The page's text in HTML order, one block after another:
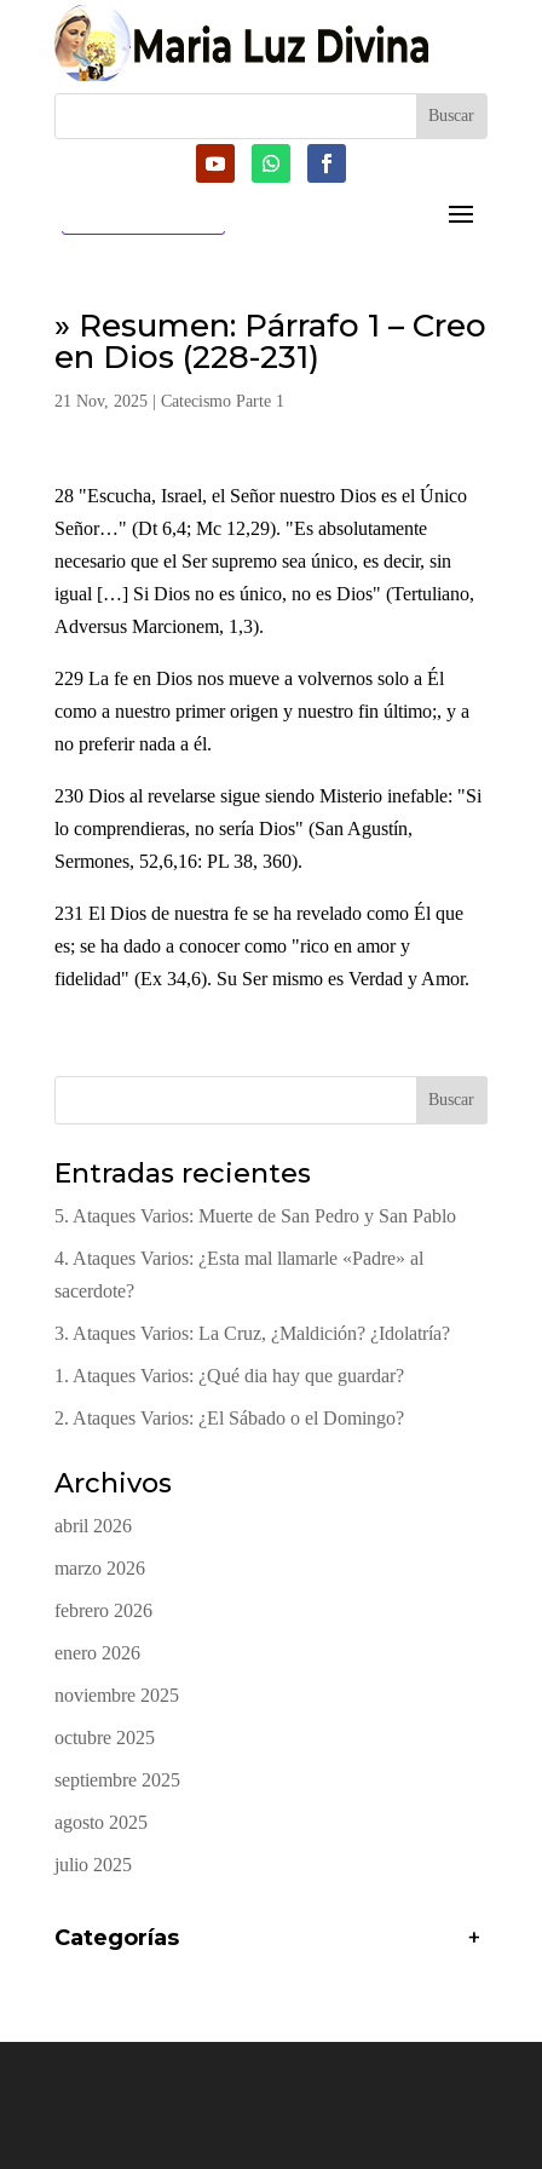
» Resumen: Párrafo 1 – Creo
en Dios (228-231)
21 Nov, 2025| Catecismo Parte 1
28 "Escucha, Israel, el Señor nuestro Dios es el Único
Señor…" (Dt 6,4; Mc 12,29). "Es absolutamente
necesario que el Ser supremo sea único, es decir, sin
igual […] Si Dios no es único, no es Dios" (Tertuliano,
Adversus Marcionem, 1,3).
229 La fe en Dios nos mueve a volvernos solo a Él
como a nuestro primer origen y nuestro fin último;, y a
no preferir nada a él.
230 Dios al revelarse sigue siendo Misterio inefable: "Si
lo comprendieras, no sería Dios" (San Agustín,
Sermones, 52,6,16: PL 38, 360).
231 El Dios de nuestra fe se ha revelado como Él que
es; se ha dado a conocer como "rico en amor y
fidelidad" (Ex 34,6). Su Ser mismo es Verdad y Amor.
Buscar
Entradas recientes
5. Ataques Varios: Muerte de San Pedro y San Pablo
4. Ataques Varios: ¿Esta mal llamarle «Padre» al
sacerdote?
3. Ataques Varios: La Cruz, ¿Maldición? ¿Idolatría?
1. Ataques Varios: ¿Qué dia hay que guardar?
2. Ataques Varios: ¿El Sábado o el Domingo?
Archivos
abril 2026
marzo 2026
febrero 2026
enero 2026
noviembre 2025
octubre 2025
septiembre 2025
agosto 2025
julio 2025
Categorías +